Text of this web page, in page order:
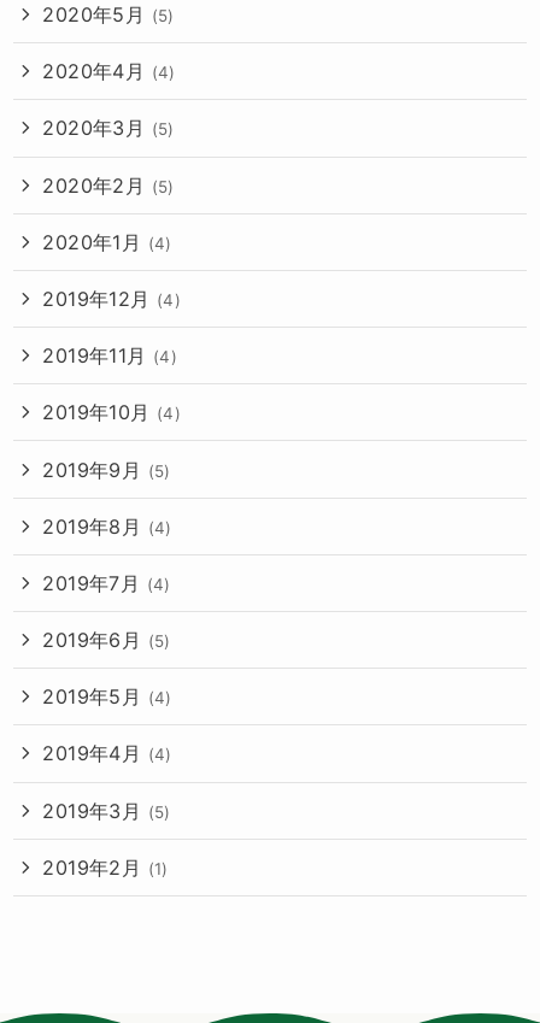
2020年5月 (5)
2020年4月 (4)
2020年3月 (5)
2020年2月 (5)
2020年1月 (4)
2019年12月 (4)
2019年11月 (4)
2019年10月 (4)
2019年9月 (5)
2019年8月 (4)
2019年7月 (4)
2019年6月 (5)
2019年5月 (4)
2019年4月 (4)
2019年3月 (5)
2019年2月 (1)